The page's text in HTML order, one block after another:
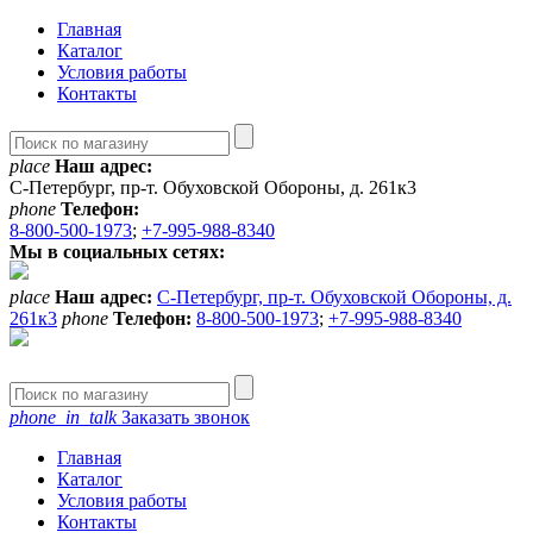
Главная
Каталог
Условия работы
Контакты
place Наш адрес:
С-Петербург, пр-т. Обуховской Обороны, д. 261к3
phone Телефон:
8-800-500-1973; +7-995-988-8340
Мы в социальных сетях:
place Наш адрес: С-Петербург, пр-т. Обуховской Обороны, д.
261к3 phone Телефон: 8-800-500-1973; +7-995-988-8340
phone_in_talkЗаказать звонок
Главная
Каталог
Условия работы
Контакты